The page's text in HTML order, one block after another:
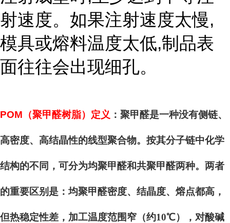
射速度。如果注射速度太慢,
模具或熔料温度太低,制品表
面往往会出现细孔。
POM （聚甲醛树脂）定义 ：聚甲醛是一种没有侧链、
高密度、高结晶性的线型聚合物。按其分子链中化学
结构的不同，可分为均聚甲醛和共聚甲醛两种。两者
的重要区别是：均聚甲醛密度、结晶度、熔点都高，
但热稳定性差，加工温度范围窄（约10℃），对酸碱